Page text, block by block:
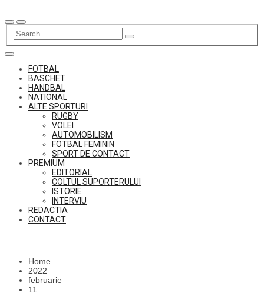
to
content
FOTBAL
BASCHET
HANDBAL
NATIONAL
ALTE SPORTURI
RUGBY
VOLEI
AUTOMOBILISM
FOTBAL FEMININ
SPORT DE CONTACT
PREMIUM
EDITORIAL
COLTUL SUPORTERULUI
ISTORIE
INTERVIU
REDACTIA
CONTACT
Home
2022
februarie
11